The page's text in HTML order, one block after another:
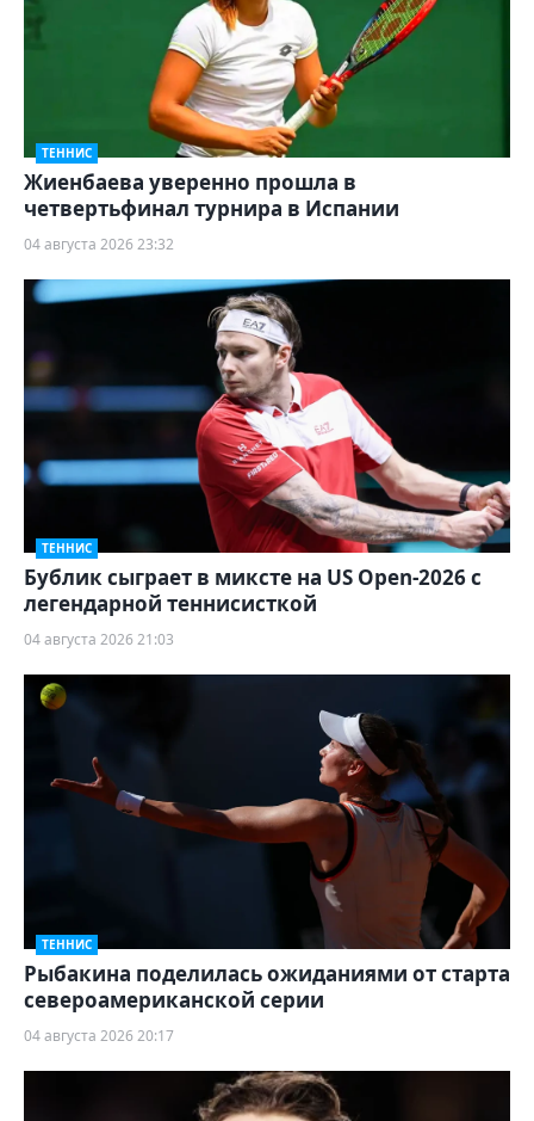
ТЕННИС
Жиенбаева уверенно прошла в
четвертьфинал турнира в Испании
04 августа 2026 23:32
ТЕННИС
Бублик сыграет в миксте на US Open-2026 с
легендарной теннисисткой
04 августа 2026 21:03
ТЕННИС
Рыбакина поделилась ожиданиями от старта
североамериканской серии
04 августа 2026 20:17